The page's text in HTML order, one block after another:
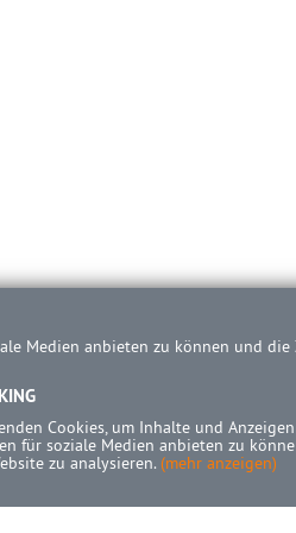
Medien anbieten zu können und
Cookies, um Inhalte und
für soziale Medien anbieten zu
zu analysieren. (mehr anzeigen)